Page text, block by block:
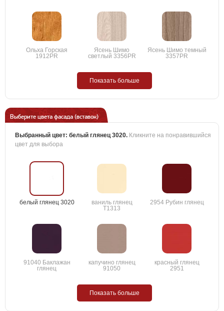
Ольха Горская
1912PR
Ясень Шимо
светлый 3356PR
Ясень Шимо темный
3357PR
Показать больше
Выберите цвета фасада (вставок)
Выбранный цвет: белый глянец 3020. Кликните на понравившийся
цвет для выбора
белый глянец 3020
ваниль глянец
T1313
2954 Рубин глянец
91040 Баклажан
глянец
капучино глянец
91050
красный глянец
2951
Показать больше